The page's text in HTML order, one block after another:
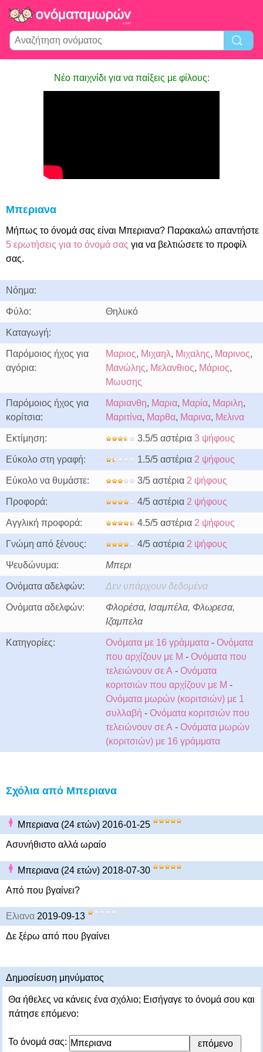
Νέο παιχνίδι για να παίξεις με φίλους:
Μπεριανα
Μήπως το όνομά σας είναι Μπεριανα? Παρακαλώ απαντήστε
5 ερωτήσεις για το όνομά σας για να βελτιώσετε το προφίλ
σας.
Νόημα:
Φύλο: Θηλυκό
Καταγωγή:
Παρόμοιος ήχος για
αγόρια:
Μαριος, Μιχαηλ, Μιχαλης, Μαρινος,
Μανώλης, Μελανθιος, Μάριος,
Μωυσης
Παρόμοιος ήχος για
κορίτσια:
Μαριανθη, Μαρια, Μαρία, Μαριλη,
Μαριτίνα, Μαρθα, Μαρινα, Μελινα
Εκτίμηση: 3.5/5 αστέρια 3 ψήφους
Εύκολο στη γραφή: 1.5/5 αστέρια 2 ψήφους
Εύκολο να θυμάστε: 3/5 αστέρια 2 ψήφους
Προφορά: 4/5 αστέρια 2 ψήφους
Αγγλική προφορά: 4.5/5 αστέρια 2 ψήφους
Γνώμη από ξένους: 4/5 αστέρια 2 ψήφους
Ψευδώνυμα: Μπερι
Ονόματα αδελφών: Δεν υπάρχουν δεδομένα
Ονόματα αδελφών:
Φλορέσα, Ισαμπέλα, Φλωρεσα,
Ιζαμπελα
Κατηγορίες: Ονόματα με 16 γράμματα - Ονόματα
που αρχίζουν με Μ - Ονόματα που
τελειώνουν σε Α - Ονόματα
κοριτσιών που αρχίζουν με Μ -
Ονόματα μωρών (κοριτσιών) με 1
συλλαβή - Ονόματα κοριτσιών που
τελειώνουν σε Α - Ονόματα μωρών
(κοριτσιών) με 16 γράμματα
Σχόλια από Μπεριανα
Μπεριανα (24 ετών) 2016-01-25
Ασυνήθιστο αλλά ωραίο
Μπεριανα (24 ετών) 2018-07-30
Από που βγαίνει?
Ελιανα 2019-09-13
Δε ξέρω από που βγαίνει
Δημοσίευση μηνύματος
Θα ήθελες να κάνεις ένα σχόλιο; Εισήγαγε το όνομά σου και
πάτησε επόμενο:
Το όνομά σας: